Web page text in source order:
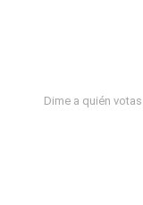
Dime a quién